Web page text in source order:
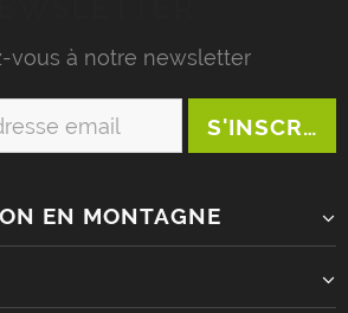
vous à notre newsletter
EN MONTAGNE